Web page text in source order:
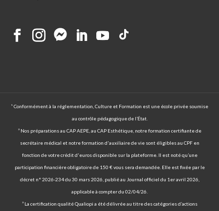
¹ Conformément à la réglementation, Culture et Formation est une école privée soumise
au contrôle pédagogique de l’État.
² Nos préparations au CAP AEPE, au CAP Esthétique, notre formation certifiante de
secrétaire médical et notre formation d'auxiliaire de vie sont éligibles au CPF en
fonction de votre crédit d'euros disponible sur la plateforme. Il est noté qu’une
participation financière obligatoire de 150 € vous sera demandée. Elle est fixée par le
décret n° 2026-234 du 30 mars 2026, publié au Journal officiel du 1er avril 2026,
applicable à compter du 02/04/26.
³ La certification qualité Qualiopi a été délivrée au titre des catégories d’actions